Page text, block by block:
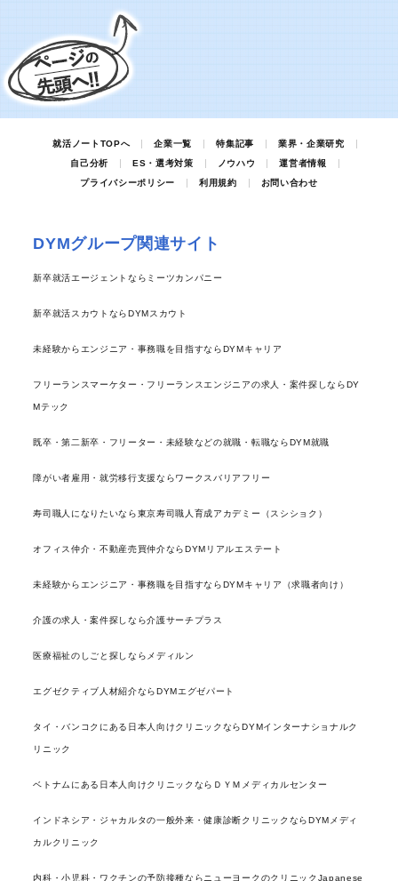
就活ノートTOPへ 企業一覧 特集記事
業界・企業研究
自己分析
ES・選考対策 ノウハウ
運営者情報
プライバシーポリシー
利用規約 お問い合わせ
DYMグループ関連サイト
新卒就活エージェントならミーツカンパニー
新卒就活スカウトならDYMスカウト
未経験からエンジニア・事務職を目指すならDYMキャリア
フリーランスマーケター・フリーランスエンジニアの求人・案件探しならDY
Mテック
既卒・第二新卒・フリーター・未経験などの就職・転職ならDYM就職
障がい者雇用・就労移行支援ならワークスバリアフリー
寿司職人になりたいなら東京寿司職人育成アカデミー（スシショク）
オフィス仲介・不動産売買仲介ならDYMリアルエステート
未経験からエンジニア・事務職を目指すならDYMキャリア（求職者向け）
介護の求人・案件探しなら介護サーチプラス
医療福祉のしごと探しならメディルン
エグゼクティブ人材紹介ならDYMエグゼパート
タイ・バンコクにある日本人向けクリニックならDYMインターナショナルク
リニック
ベトナムにある日本人向けクリニックならＤＹＭメディカルセンター
インドネシア・ジャカルタの一般外来・健康診断クリニックならDYMメディ
カルクリニック
内科・小児科・ワクチンの予防接種ならニューヨークのクリニックJapanese